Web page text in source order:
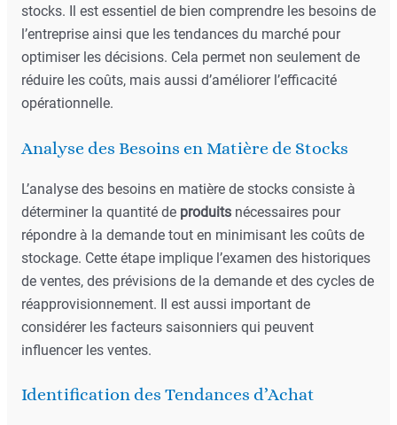
stocks. Il est essentiel de bien comprendre les besoins de
l’entreprise ainsi que les tendances du marché pour
optimiser les décisions. Cela permet non seulement de
réduire les coûts, mais aussi d’améliorer l’efficacité
opérationnelle.
Analyse des Besoins en Matière de Stocks
L’analyse des besoins en matière de stocks consiste à
déterminer la quantité de produitsnécessaires pour
répondre à la demande tout en minimisant les coûts de
stockage. Cette étape implique l’examen des historiques
de ventes, des prévisions de la demande et des cycles de
réapprovisionnement. Il est aussi important de
considérer les facteurs saisonniers qui peuvent
influencer les ventes.
Identification des Tendances d’Achat